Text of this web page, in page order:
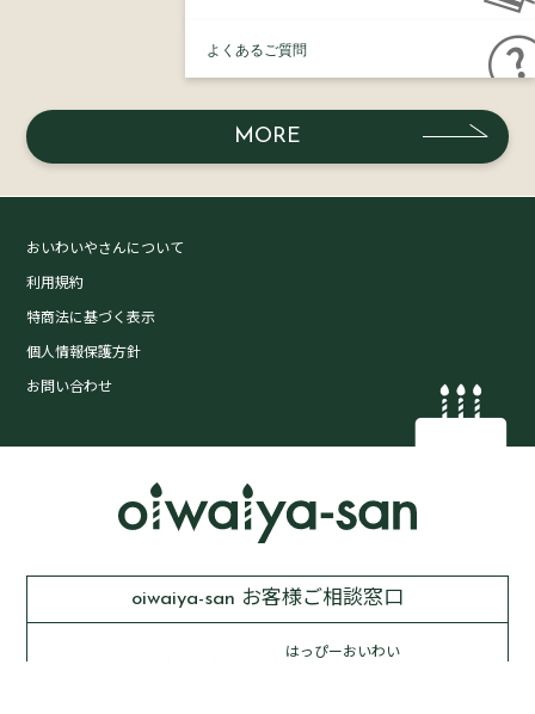
MORE
よくあるご質問
おいわいやさんについて
利用規約
特商法に基づく表示
個人情報保護方針
お問い合わせ
oiwaiya-san お客様ご相談窓口
はっぴーおいわい